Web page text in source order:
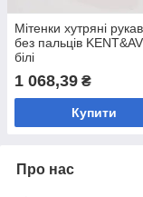
Мітенки хутряні
без пальців
білі
1 068,39 ₴
Купити
Про нас